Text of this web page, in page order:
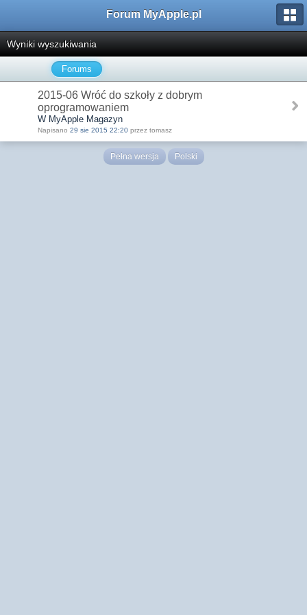
Forum MyApple.pl
Wyniki wyszukiwania
Forums
2015-06 Wróć do szkoły z dobrym
oprogramowaniem
W MyApple Magazyn
Napisano 29 sie 2015 22:20 przez tomasz
Pełna wersja Polski